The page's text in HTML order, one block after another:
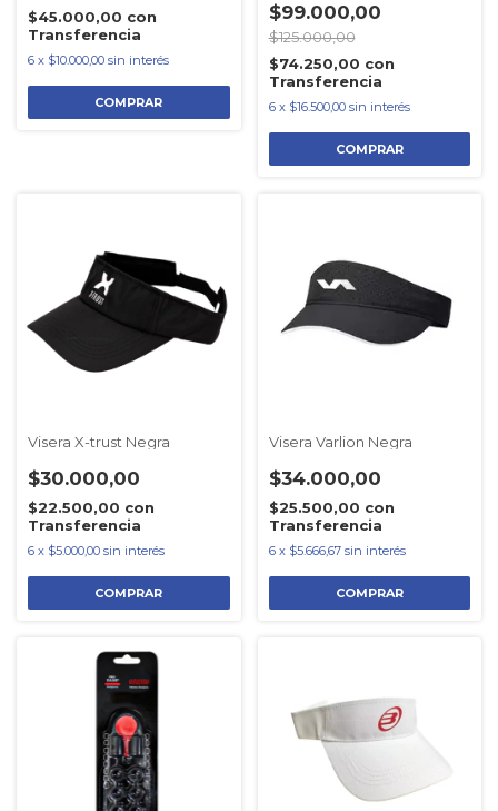
$45.000,00 con
Transferencia
6 x $10.000,00 sin interés
$99.000,00
$125.000,00
$74.250,00 con
Transferencia
6 x $16.500,00 sin interés
COMPRAR
Visera X-trust Negra
$30.000,00
$22.500,00 con
Transferencia
6 x $5.000,00 sin interés
Visera Varlion Negra
$34.000,00
$25.500,00 con
Transferencia
6 x $5.666,67 sin interés